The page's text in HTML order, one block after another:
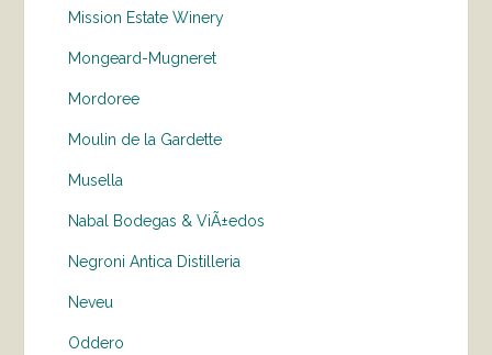
Mission Estate Winery
Mongeard-Mugneret
Mordoree
Moulin de la Gardette
Musella
Nabal Bodegas & ViÃ±edos
Negroni Antica Distilleria
Neveu
Oddero